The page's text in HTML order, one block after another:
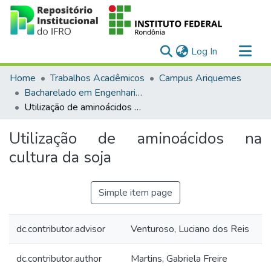
Log In (current)
Communities & Collections
All of DSpace
Statistics
Home Trabalhos Acadêmicos
Campus Ariquemes
Bacharelado em Engenharia Agronômica
Utilização de aminoácidos na cultura da soja
Utilização de aminoácidos na
cultura da soja
Simple item page
dc.contributor.advisor Venturoso, Luciano dos Reis
dc.contributor.author Martins, Gabriela Freire